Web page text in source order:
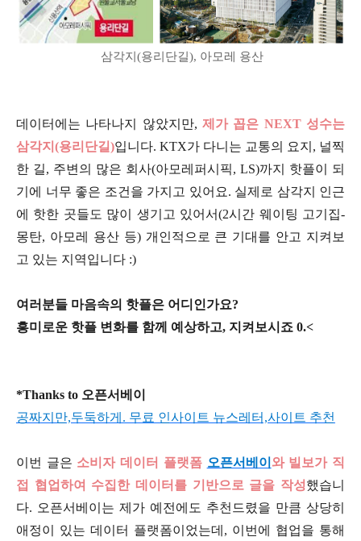
삼각지(용리단길), 아모레 용산
데이터에는 나타나지 않았지만, 제가 꼽은 NEXT 성수는
삼각지(용리단길)입니다. KTX가 다니는 교통의 요지, 널찍
한 길, 주변의 많은 회사(아모레퍼시픽, LS)까지 핫플이 되
기에 너무 좋은 조건을 가지고 있어요. 실제로 삼각지 인근
에 핫한 곳들도 많이 생기고 있어서(2시간 웨이팅 고기집-
몽탄, 아모레 용산 등) 개인적으로 큰 기대를 안고 지켜보
고 있는 지역입니다 :)
여러분들 마음속의 핫플은 어디인가요?
흥미로운 핫플 변화를 함께 예상하고, 지켜보시죠 0.<
*Thanks to 오픈서베이
공짜지만,두둑하게. 무료 인사이트 뉴스레터,사이트 추천
이번 글은 소비자 데이터 플랫폼 오픈서베이 와 빌보가 직
접 협업하여 수집한 데이터를 기반으로 글을 작성했습니
다. 오픈서베이는 제가 예전에도 추천드렸을 만큼 상당히
애정이 있는 데이터 플랫폼이었는데, 이번에 협업을 통해